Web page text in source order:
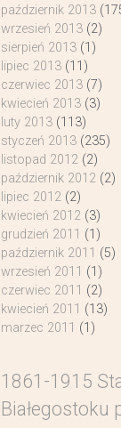
październik 2013
wrzesień 2013(2)
sierpień 2013(1)
lipiec 2013(11)
czerwiec 2013(7)
kwiecień 2013(3)
luty 2013(113)
styczeń 2013(235)
listopad 2012(2)
październik 2012(2)
lipiec 2012(2)
kwiecień 2012(3)
grudzień 2011 (1)
październik 2011 (5)
wrzesień 2011 (1)
czerwiec 2011 (2)
kwiecień 2011 (13)
marzec 2011 (1)
1861-1915
Białegostoku